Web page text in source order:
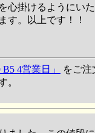
心掛けるようにい
す。以上です！！
4営業日」
をご注
。